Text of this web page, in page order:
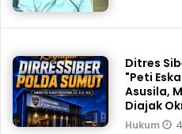
Ditres
"Peti
Asusila,
Diajak
Tengah
Hukum